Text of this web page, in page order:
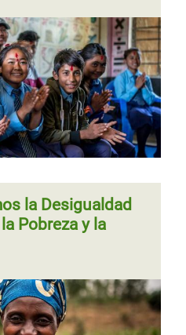
la Desigualdad
Pobreza y la